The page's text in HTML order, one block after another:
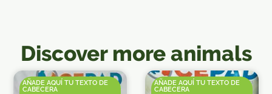
Discover more animals
AÑADE AQUÍ TU TEXTO DE
CABECERA
AÑADE AQUÍ TU TEXTO DE
CABECERA